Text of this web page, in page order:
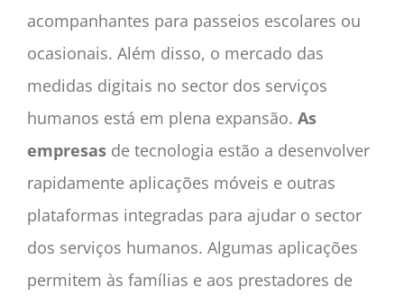
acompanhantes para passeios escolares ou
ocasionais. Além disso, o mercado das
medidas digitais no sector dos serviços
humanos está em plena expansão. As
empresas de tecnologia estão a desenvolver
rapidamente aplicações móveis e outras
plataformas integradas para ajudar o sector
dos serviços humanos. Algumas aplicações
permitem às famílias e aos prestadores de